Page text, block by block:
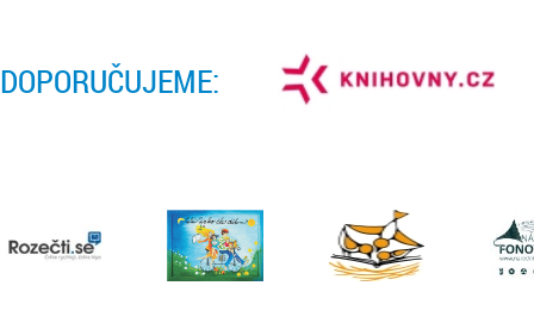
DOPORUČUJEME: